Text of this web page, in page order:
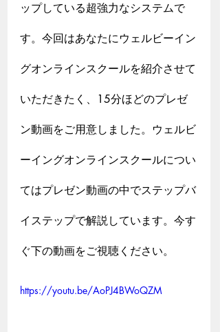
ップしている超強力なシステムで
す。今回はあなたにウェルビーイン
グオンラインスクールを紹介させて
いただきたく、15分ほどのプレゼ
ン動画をご用意しました。ウェルビ
ーイングオンラインスクールについ
てはプレゼン動画の中でステップバ
イステップで解説しています。今す
ぐ下の動画をご視聴ください。
https://youtu.be/AoPJ4BWoQZM